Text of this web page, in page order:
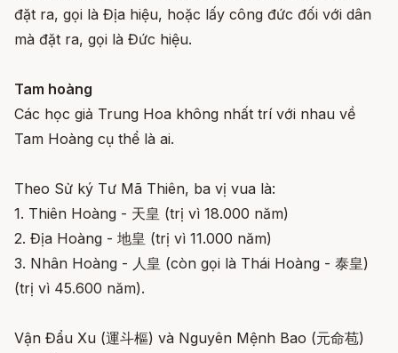
đặt ra, gọi là Địa hiệu, hoặc lấy công đức đối với dân
mà đặt ra, gọi là Đức hiệu.
Tam hoàng
Các học giả Trung Hoa không nhất trí với nhau về
Tam Hoàng cụ thể là ai.
Theo Sử ký Tư Mã Thiên, ba vị vua là:
1. Thiên Hoàng - 天皇 (trị vì 18.000 năm)
2. Địa Hoàng - 地皇 (trị vì 11.000 năm)
3. Nhân Hoàng - 人皇 (còn gọi là Thái Hoàng - 泰皇)
(trị vì 45.600 năm).
Vận Đẩu Xu (運斗樞) và Nguyên Mệnh Bao (元命苞)